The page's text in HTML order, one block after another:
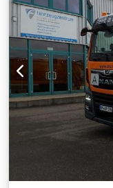
navigationssystem,
TollCollect, ASR,
RIO-boks,
trinbelysning for
efterløbsaksel med
Media Truck med
farvedisplay,
nødbremsesignal
system til 2
Speedline PPK,
side med
vertikal). 36
inkluderet. Chjdpog